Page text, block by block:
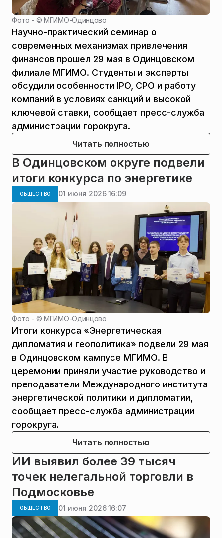
Фото - ©МГИМО-Одинцово
Научно-практический семинар о
современных механизмах привлечения
финансов прошел 29 мая в Одинцовском
филиале МГИМО. Студенты и эксперты
обсудили особенности IPO, CPO и работу
компаний в условиях санкций и высокой
ключевой ставки, сообщает пресс-служба
администрации горокруга.
Читать полностью
В Одинцовском округе подвели
итоги конкурса по энергетике
ОБЩЕСТВО 01 июня 2026 16:09
Фото - ©МГИМО-Одинцово
Итоги конкурса «Энергетическая
дипломатия и геополитика» подвели 29 мая
в Одинцовском кампусе МГИМО. В
церемонии приняли участие руководство и
преподаватели Международного института
энергетической политики и дипломатии,
сообщает пресс-служба администрации
горокруга.
Читать полностью
ИИ выявил более 39 тысяч
точек нелегальной торговли в
Подмосковье
ОБЩЕСТВО 01 июня 2026 16:07